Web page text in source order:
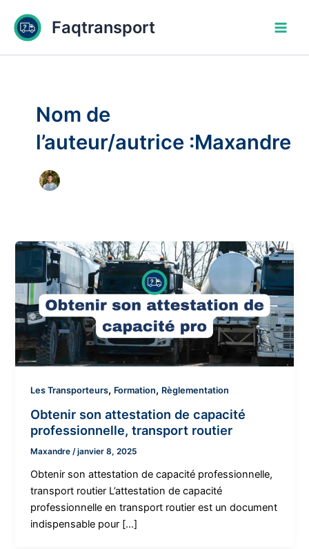
contenu
Faqtransport
Nom de
l’auteur/autrice :Maxandre
Les Transporteurs, Formation, Règlementation
Obtenir son attestation de capacité
professionnelle, transport routier
Maxandre /janvier 8, 2025
Obtenir son attestation de capacité professionnelle,
transport routier L’attestation de capacité
professionnelle en transport routier est un document
indispensable pour […]
d’article